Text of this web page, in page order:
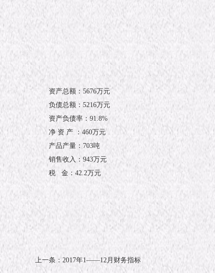
资产总额：5676万元
负债总额：5216万元
资产负债率：91.8%
净 资 产 ：460万元
产品产量：703吨
销售收入：943万元
税 金：42.2万元
上一条：2017年1——12月财务指标